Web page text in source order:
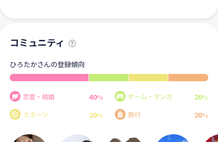
コミュニティ
ひろたかさんの登録傾向
恋愛・結婚 40% ゲーム・マンガ 20%
スポーツ
20% 旅行 20%